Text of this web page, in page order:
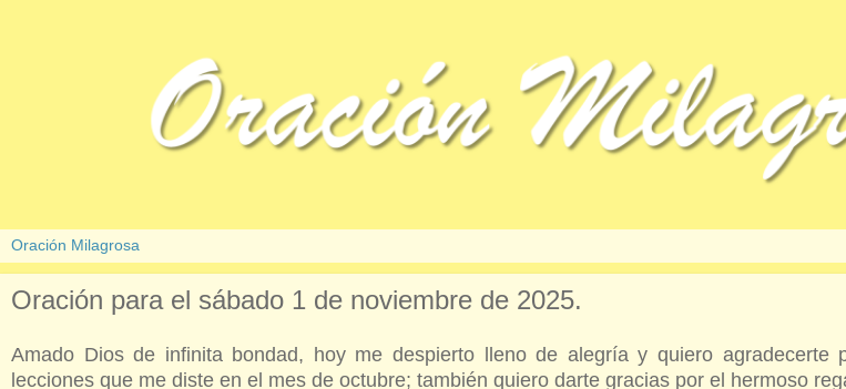
Oración para el sábado 1 de noviembre de 2025.
Amado Dios de infinita bondad, hoy me despierto lleno de alegría y quiero agradecerte
lecciones que me diste en el mes de octubre; también quiero darte gracias por el hermoso